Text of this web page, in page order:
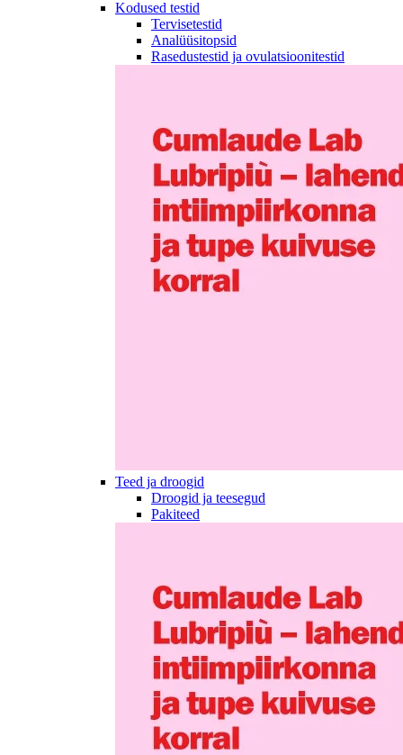
Kodused testid
Tervisetestid
Analüüsitopsid
Rasedustestid ja ovulatsioonitestid
Teed ja droogid
Droogid ja teesegud
Pakiteed